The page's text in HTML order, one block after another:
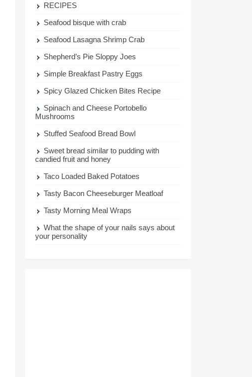
RECIPES
Seafood bisque with crab
Seafood Lasagna Shrimp Crab
Shepherd’s Pie Sloppy Joes
Simple Breakfast Pastry Eggs
Spicy Glazed Chicken Bites Recipe
Spinach and Cheese Portobello
Mushrooms
Stuffed Seafood Bread Bowl
Sweet bread similar to pudding with
candied fruit and honey
Taco Loaded Baked Potatoes
Tasty Bacon Cheeseburger Meatloaf
Tasty Morning Meal Wraps
What the shape of your nails says about
your personality